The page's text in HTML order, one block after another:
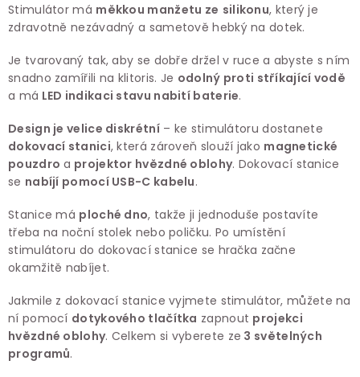
Stimulátor má měkkou manžetu ze silikonu, který je
zdravotně nezávadný a sametově hebký na dotek.
Je tvarovaný tak, aby se dobře držel v ruce a abyste s ním
snadno zamířili na klitoris. Je odolný proti stříkající vodě
a má LED indikaci stavu nabití baterie.
Design je velice diskrétní– ke stimulátoru dostanete
dokovací stanici, která zároveň slouží jako magnetické
pouzdro a projektor hvězdné oblohy. Dokovací stanice
se nabíjí pomocí USB-C kabelu.
Stanice má ploché dno, takže ji jednoduše postavíte
třeba na noční stolek nebo poličku. Po umístění
stimulátoru do dokovací stanice se hračka začne
okamžitě nabíjet.
Jakmile z dokovací stanice vyjmete stimulátor, můžete na
ní pomocí dotykového tlačítka zapnout projekci
hvězdné oblohy. Celkem si vyberete ze 3 světelných
programů.